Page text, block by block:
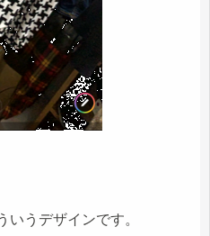
いうデザインです。